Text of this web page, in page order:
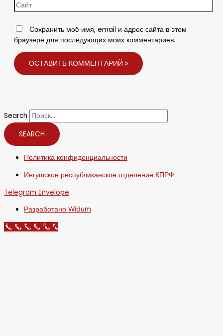
Сохранить моё имя, email и адрес сайта в этом
браузере для последующих моих комментариев.
Search
SEARCH
Политика конфиденциальности
Ингушское республиканское отделение КПРФ
Telegram Envelope
Разработано Widum
Call Now Button